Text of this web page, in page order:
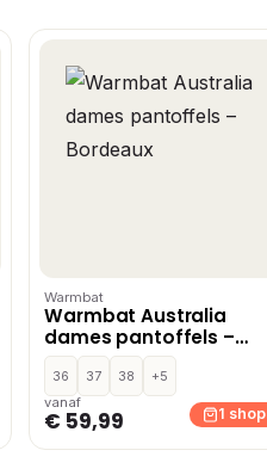
Warmbat
Warmbat Australia
dames pantoffels –
Bordeaux
36 37 38
+5
vanaf
€ 59,99 1 shop